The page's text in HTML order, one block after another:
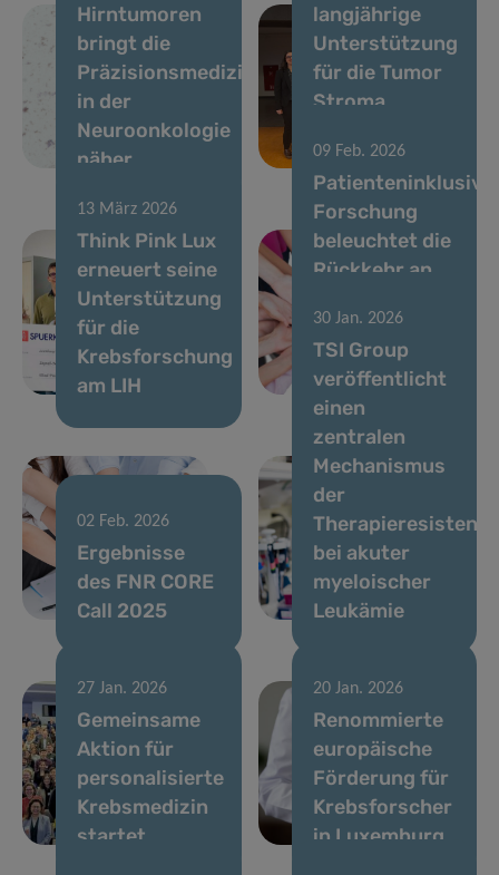
Hirntumoren
bringt die
Präzisionsmedizin
in der
Neuroonkologie
näher
langjährige
Unterstützung
für die Tumor
Stroma
Group fort
13 März 2026
Think Pink Lux
erneuert seine
Unterstützung
für die
Krebsforschung
am LIH
09 Feb. 2026
Patienteninklusive
Forschung
beleuchtet die
Rückkehr an
Arbeitsplatz
nach
Brustkrebs
02 Feb. 2026
Ergebnisse
des FNR CORE
Call 2025
30 Jan. 2026
TSI Group
veröffentlicht
einen
zentralen
Mechanismus
der
Therapieresistenz
bei akuter
myeloischer
Leukämie
27 Jan. 2026
Gemeinsame
Aktion für
personalisierte
Krebsmedizin
startet
20 Jan. 2026
Renommierte
europäische
Förderung für
Krebsforscher
in Luxemburg